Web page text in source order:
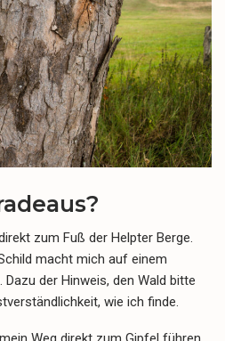
zum Fuß der Helpter Berge.
macht mich auf einem
der Hinweis, den Wald bitte
wie ich finde.